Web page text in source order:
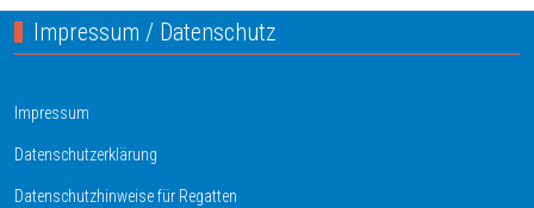
Impressum / Datenschutz
Impressum
Datenschutzerklärung
Datenschutzhinweise für Regatten